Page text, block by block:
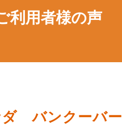
利用者様の声
ダ バンクーバー